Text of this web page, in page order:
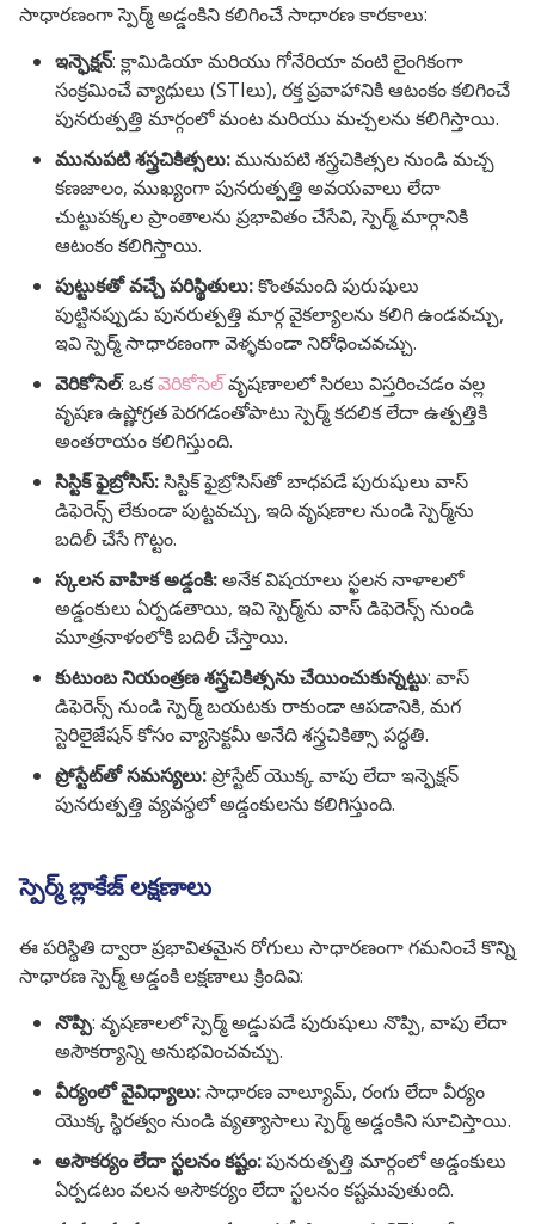
సాధారణంగా స్పెర్మ్ అడ్డంకిని కలిగించే సాధారణ కారకాలు:
ఇన్ఫెక్షన్: క్లామిడియా మరియు గోనేరియా వంటి లైంగికంగా
సంక్రమించే వ్యాధులు (STIలు), రక్త ప్రవాహానికి ఆటంకం కలిగించే
పునరుత్పత్తి మార్గంలో మంట మరియు మచ్చలను కలిగిస్తాయి.
మునుపటి శస్త్రచికిత్సలు:మునుపటి శస్త్రచికిత్సల నుండి మచ్చ
కణజాలం, ముఖ్యంగా పునరుత్పత్తి అవయవాలు లేదా
చుట్టుపక్కల ప్రాంతాలను ప్రభావితం చేసేవి, స్పెర్మ్ మార్గానికి
ఆటంకం కలిగిస్తాయి.
పుట్టుకతో వచ్చే పరిస్థితులు:కొంతమంది పురుషులు
పుట్టినప్పుడు పునరుత్పత్తి మార్గ వైకల్యాలను కలిగి ఉండవచ్చు,
ఇవి స్పెర్మ్ సాధారణంగా వెళ్ళకుండా నిరోధించవచ్చు.
వెరికోసెల్: ఒకవెరికోసెల్వృషణాలలో సిరలు విస్తరించడం వల్ల
వృషణ ఉష్ణోగ్రత పెరగడంతోపాటు స్పెర్మ్ కదలిక లేదా ఉత్పత్తికి
అంతరాయం కలిగిస్తుంది.
సిస్టిక్ ఫైబ్రోసిస్:సిస్టిక్ ఫైబ్రోసిస్‌తో బాధపడే పురుషులు వాస్
డిఫెరెన్స్ లేకుండా పుట్టవచ్చు, ఇది వృషణాల నుండి స్పెర్మ్‌ను
బదిలీ చేసే గొట్టం.
స్కలన వాహిక అడ్డంకి:అనేక విషయాలు స్ఖలన నాళాలలో
అడ్డంకులు ఏర్పడతాయి, ఇవి స్పెర్మ్‌ను వాస్ డిఫెరెన్స్ నుండి
మూత్రనాళంలోకి బదిలీ చేస్తాయి.
కుటుంబ నియంత్రణ శస్త్రచికిత్సను చేయించుకున్నట్టు: వాస్
డిఫెరెన్స్ నుండి స్పెర్మ్ బయటకు రాకుండా ఆపడానికి, మగ
స్టెరిలైజేషన్ కోసం వ్యాసెక్టమీ అనేది శస్త్రచికిత్సా పద్ధతి.
ప్రోస్టేట్‌తో సమస్యలు:ప్రోస్టేట్ యొక్క వాపు లేదా ఇన్ఫెక్షన్
పునరుత్పత్తి వ్యవస్థలో అడ్డంకులను కలిగిస్తుంది.
స్పెర్మ్ బ్లాకేజ్ లక్షణాలు
ఈ పరిస్థితి ద్వారా ప్రభావితమైన రోగులు సాధారణంగా గమనించే కొన్ని
సాధారణ స్పెర్మ్ అడ్డంకి లక్షణాలు క్రిందివి:
నొప్పి: వృషణాలలో స్పెర్మ్ అడ్డుపడే పురుషులు నొప్పి, వాపు లేదా
అసౌకర్యాన్ని అనుభవించవచ్చు.
వీర్యంలో వైవిధ్యాలు:సాధారణ వాల్యూమ్, రంగు లేదా వీర్యం
యొక్క స్థిరత్వం నుండి వ్యత్యాసాలు స్పెర్మ్ అడ్డంకిని సూచిస్తాయి.
అసౌకర్యం లేదా స్ఖలనం కష్టం:పునరుత్పత్తి మార్గంలో అడ్డంకులు
ఏర్పడటం వలన అసౌకర్యం లేదా స్ఖలనం కష్టమవుతుంది.